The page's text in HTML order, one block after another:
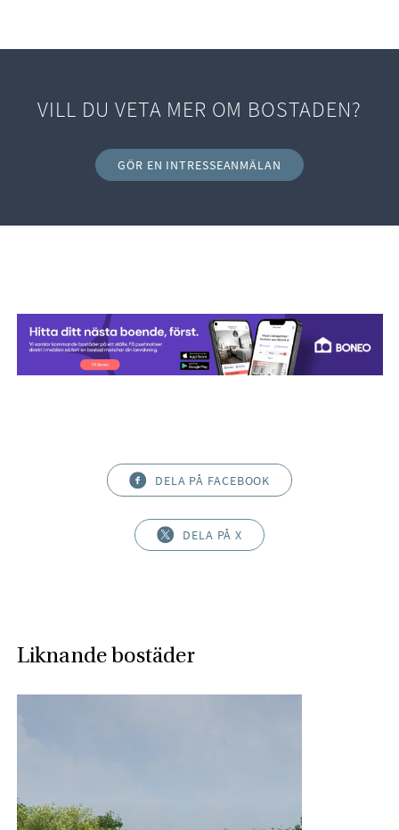
Detaljplan
VILL DU VETA MER OM BOSTADEN?
GÖR EN INTRESSEANMÄLAN
DELA PÅ FACEBOOK
DELA PÅ X
Liknande bostäder